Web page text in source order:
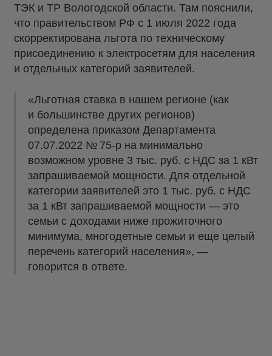
ТЭК и ТР Вологодской области. Там пояснили,
что правительством РФ с 1 июля 2022 года
скорректирована льгота по техническому
присоединению к электросетям для населения
и отдельных категорий заявителей.
«Льготная ставка в нашем регионе (как
и большинстве других регионов)
определена приказом Департамента
07.07.2022 № 75-р на минимально
возможном уровне 3 тыс. руб. с НДС за 1 кВт
запрашиваемой мощности. Для отдельной
категории заявителей это 1 тыс. руб. с НДС
за 1 кВт запрашиваемой мощности — это
семьи с доходами ниже прожиточного
минимума, многодетные семьи и еще целый
перечень категорий населения», —
говорится в ответе.